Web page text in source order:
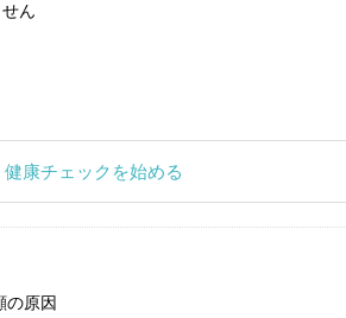
ん
健康チェックを始める
の原因